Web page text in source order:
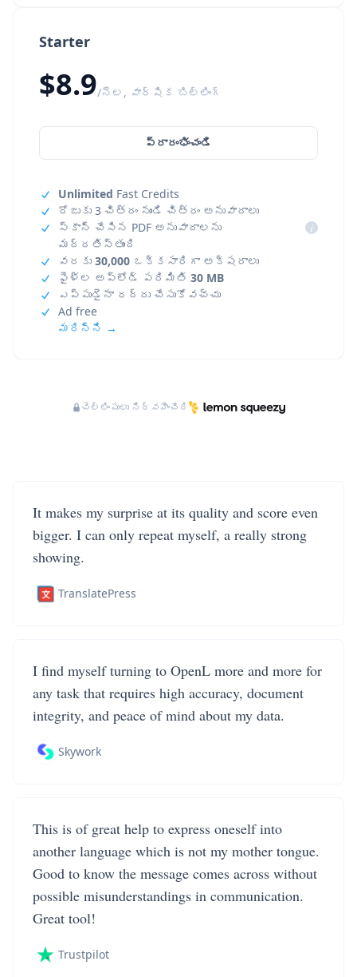
Starter
$8.9/నెల, వార్షిక బిల్లింగ్
ప్రారంభించండి
Unlimited Fast Credits
రోజుకు 3 చిత్రం నుండి చిత్రం అనువాదాలు
స్కాన్ చేసిన PDF అనువాదాలను
మద్దతిస్తుంది
i
వరకు 30,000 ఒక్కసారిగా అక్షరాలు
ఫైళ్ల అప్‌లోడ్ పరిమితి 30 MB
ఎప్పుడైనా రద్దు చేసుకోవచ్చు
Ad free
మరిన్ని →
చెల్లింపులు నిర్వహించేది
It makes my surprise at its quality and score even
bigger. I can only repeat myself, a really strong
showing.
TranslatePress
I find myself turning to OpenL more and more for
any task that requires high accuracy, document
integrity, and peace of mind about my data.
Skywork
This is of great help to express oneself into
another language which is not my mother tongue.
Good to know the message comes across without
possible misunderstandings in communication.
Great tool!
Trustpilot